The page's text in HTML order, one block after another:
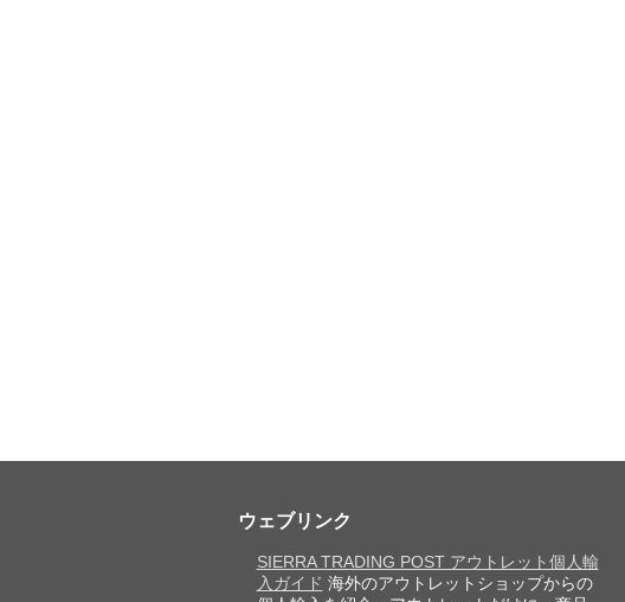
ウェブリンク
SIERRA TRADING POST アウトレット個人輸
入ガイド 海外のアウトレットショップからの